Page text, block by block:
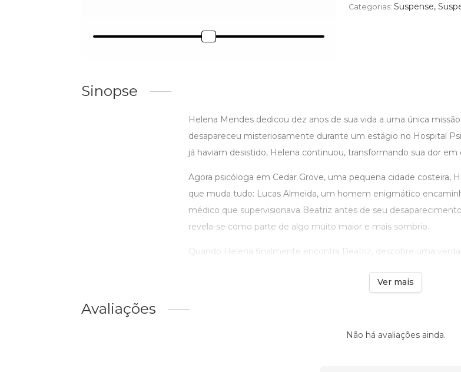
Categorias: Suspense,
Sinopse
Helena Mendes dedicou dez anos de sua vida a uma única
desapareceu misteriosamente durante um estágio no Hospital
já haviam desistido, Helena continuou, transformando sua dor em
Agora psicóloga em Cedar Grove, uma pequena cidade costeira,
que muda tudo: Lucas Almeida, um homem enigmático
médico que supervisionava Beatriz antes de seu
revela-se como parte de algo muito maior e mais sombrio.
Quando Helena finalmente encontra Beatriz, descobre uma
Ver mais
Avaliações
Não há avaliações ainda.